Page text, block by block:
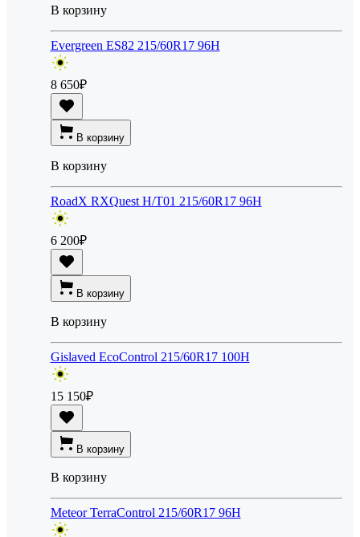
В корзину
Evergreen ES82 215/60R17 96H
8 650₽
В корзину
В корзину
RoadX RXQuest H/T01 215/60R17 96H
6 200₽
В корзину
В корзину
Gislaved EcoControl 215/60R17 100H
15 150₽
В корзину
В корзину
Meteor TerraControl 215/60R17 96H